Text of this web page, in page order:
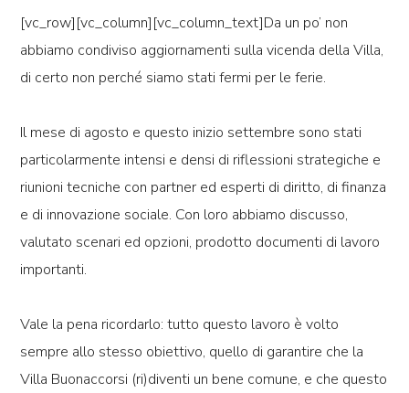
[vc_row][vc_column][vc_column_text]Da un po’ non
abbiamo condiviso aggiornamenti sulla vicenda della Villa,
di certo non perché siamo stati fermi per le ferie.
Il mese di agosto e questo inizio settembre sono stati
particolarmente intensi e densi di riflessioni strategiche e
riunioni tecniche con partner ed esperti di diritto, di finanza
e di innovazione sociale. Con loro abbiamo discusso,
valutato scenari ed opzioni, prodotto documenti di lavoro
importanti.
Vale la pena ricordarlo: tutto questo lavoro è volto
sempre allo stesso obiettivo, quello di garantire che la
Villa Buonaccorsi (ri)diventi un bene comune, e che questo